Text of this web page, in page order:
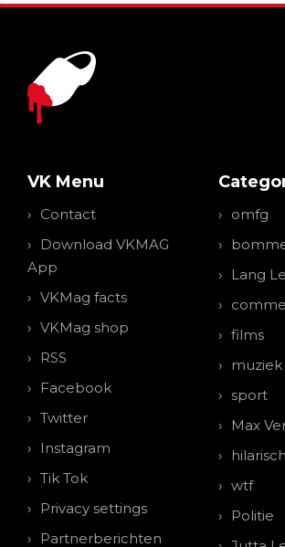
VK Menu
Contact
Download VKMAG
App
VKMag facts
VKMag shop
RSS
Facebook
Twitter
Instagram
Tik Tok
Privacy settings
Partnerberichten
omfg
Lang
films
muziek
sport
Max
hilarisch
wtf
Politie